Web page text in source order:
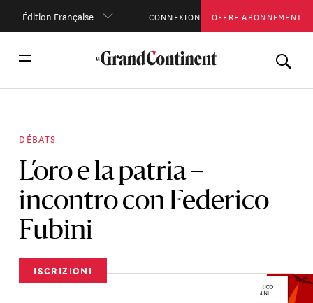
Édition Française CONNEXION OFFRE ABONNEMENT
DÉBATS
L’oro e la patria –
incontro con Federico
Fubini
ISCRIZIONI